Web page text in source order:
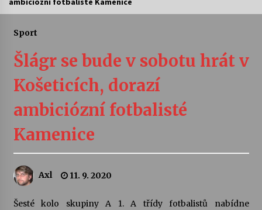
Vernisáž výstavy Josefíny Duškové: Stávám se
30. 7. 2026
Veselí muzikanti
šedesátka: 28. 7.–1. 8. 2026
Sport
Šlágr se bude v sobotu hrát v
Košeticích, dorazí
ambiciózní fotbalisté
Kamenice
Axl 11. 9. 2020
Šesté kolo skupiny A 1. A třídy fotbalistů nabídne